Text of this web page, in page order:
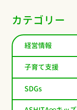
カテゴリー
経営情報
子育て支援
SDGs